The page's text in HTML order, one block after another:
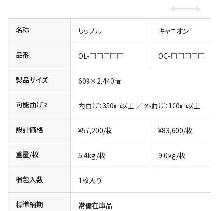
名称 リップル キャニオン
品番 OL-□□□□□ OC-□□□□□
製品サイズ 609×2,440㎜
可能曲げR 内曲げ：350㎜以上 ／ 外曲げ：100㎜以上
設計価格 ¥57,200/枚 ¥83,600/枚
重量/枚 5.4kg/枚 9.0kg/枚
梱包入数 1枚入り
標準納期 常備在庫品